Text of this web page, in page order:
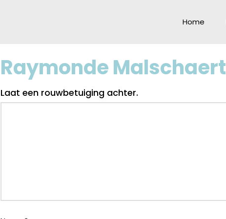
Home
Raymonde Malschaert
Laat een rouwbetuiging achter.